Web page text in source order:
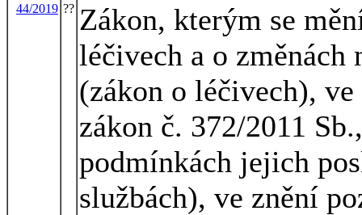
44/2019 ?? Zákon, kterým se
léčivech a o
(zákon o léčivech),
zákon č. 372/2011
podmínkách jejich
službách), ve znění